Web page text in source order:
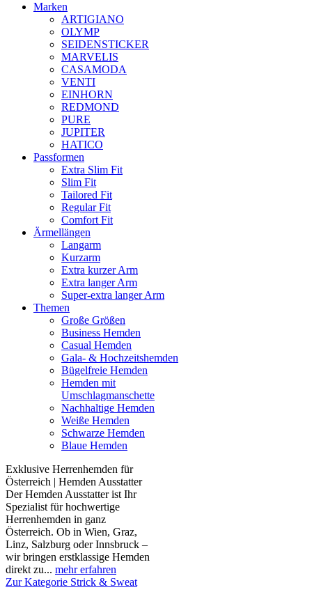
Marken
ARTIGIANO
OLYMP
SEIDENSTICKER
MARVELIS
CASAMODA
VENTI
EINHORN
REDMOND
PURE
JUPITER
HATICO
Passformen
Extra Slim Fit
Slim Fit
Tailored Fit
Regular Fit
Comfort Fit
Ärmellängen
Langarm
Kurzarm
Extra kurzer Arm
Extra langer Arm
Super-extra langer Arm
Themen
Große Größen
Business Hemden
Casual Hemden
Gala- & Hochzeitshemden
Bügelfreie Hemden
Hemden mit
Umschlagmanschette
Nachhaltige Hemden
Weiße Hemden
Schwarze Hemden
Blaue Hemden
Exklusive Herrenhemden für
Österreich | Hemden Ausstatter
Der Hemden Ausstatter ist Ihr
Spezialist für hochwertige
Herrenhemden in ganz
Österreich. Ob in Wien, Graz,
Linz, Salzburg oder Innsbruck –
wir bringen erstklassige Hemden
direkt zu... mehr erfahren
Zur Kategorie Strick & Sweat